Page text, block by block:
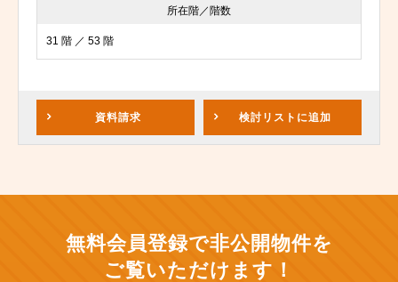
所在階／階数
31 階 ／ 53 階
資料請求 検討リスト に追加
無料会員登録で非公開物件を
ご覧いただけます！